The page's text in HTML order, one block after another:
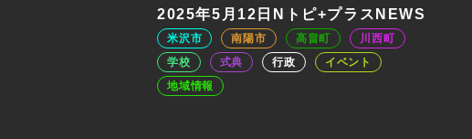
2025年5月12日Nトピ+プラスNEWS
米沢市 南陽市 高畠町
川西町
学校
式典 行政
イベント
地域情報